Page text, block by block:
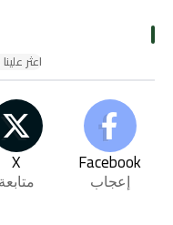
اعثر
Facebook
إعجاب
X
متابعة